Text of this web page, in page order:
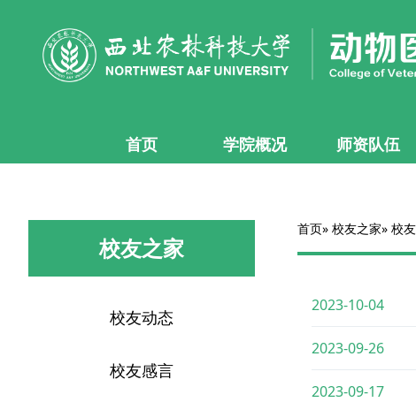
首页 学院概况 师资队伍
校友之家
校友动态
校友感言
首页» 校友之家» 校
2023-10-04
2023-09-26
2023-09-17